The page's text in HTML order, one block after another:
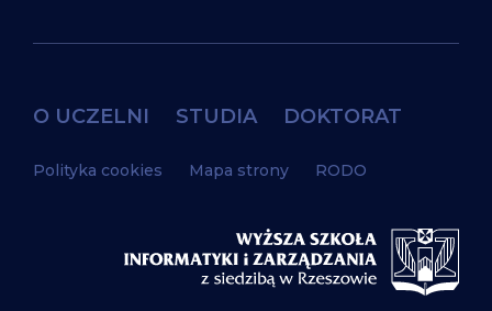
O UCZELNI STUDIA DOKTORAT
Polityka cookies Mapa strony RODO